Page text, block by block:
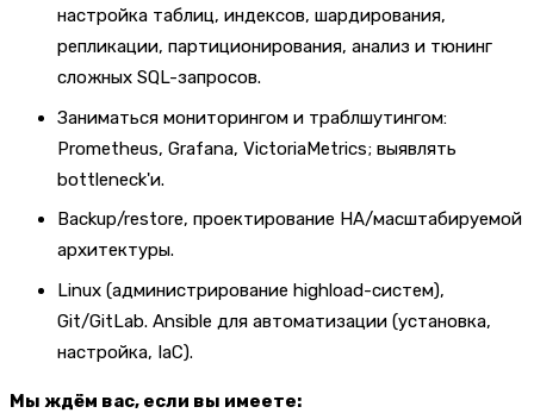
настройка таблиц, индексов, шардирования,
репликации, партиционирования, анализ и тюнинг
сложных SQL-запросов.
Заниматься мониторингом и траблшутингом:
Prometheus, Grafana, VictoriaMetrics; выявлять
bottleneck'и.
Backup/restore, проектирование HA/масштабируемой
архитектуры.
Linux (администрирование highload-систем),
Git/GitLab. Ansible для автоматизации (установка,
настройка, IaC).
Мы ждём вас, если вы имеете: